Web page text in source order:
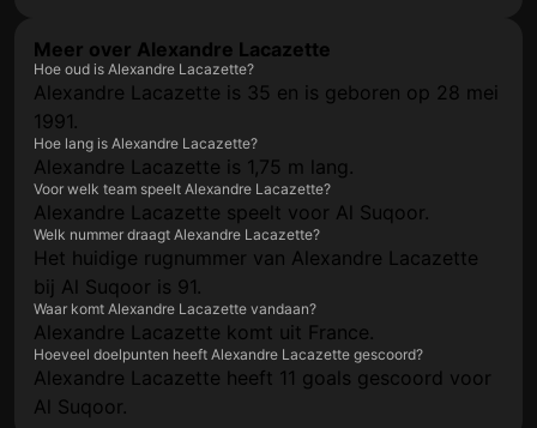
Meer over Alexandre Lacazette
Hoe oud is Alexandre Lacazette?
Alexandre Lacazette is 35 en is geboren op 28 mei
1991.
Hoe lang is Alexandre Lacazette?
Alexandre Lacazette is 1,75 m lang.
Voor welk team speelt Alexandre Lacazette?
Alexandre Lacazette speelt voor Al Suqoor.
Welk nummer draagt Alexandre Lacazette?
Het huidige rugnummer van Alexandre Lacazette
bij Al Suqoor is 91.
Waar komt Alexandre Lacazette vandaan?
Alexandre Lacazette komt uit France.
Hoeveel doelpunten heeft Alexandre Lacazette gescoord?
Alexandre Lacazette heeft 11 goals gescoord voor
Al Suqoor.